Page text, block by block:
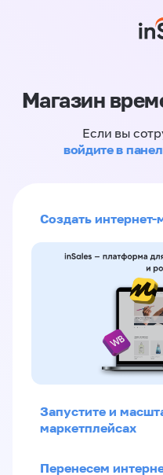
Магазин
Если вы
войдите в
Создать
Запустите и
маркетплейсах
Перенесем